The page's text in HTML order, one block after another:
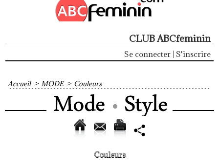
CLUB ABCfeminin
Se connecter S'inscrire
Accueil > MODE > Couleurs
Couleurs